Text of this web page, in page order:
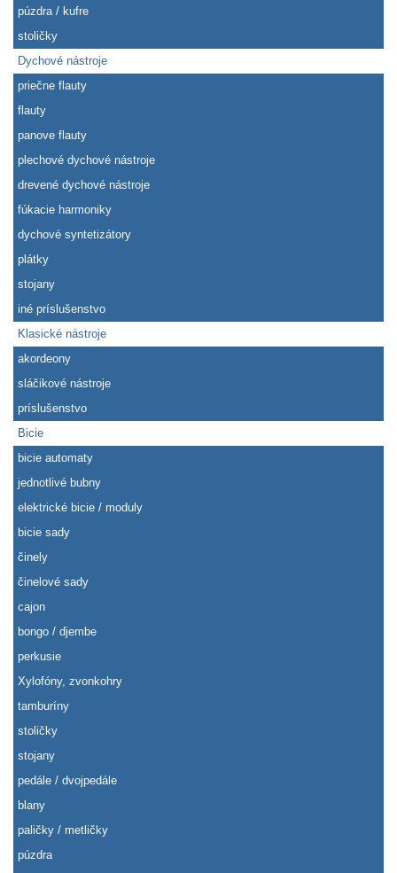
púzdra / kufre
stoličky
Dychové nástroje
priečne flauty
flauty
panove flauty
plechové dychové nástroje
drevené dychové nástroje
fúkacie harmoniky
dychové syntetizátory
plátky
stojany
iné príslušenstvo
Klasické nástroje
akordeony
sláčikové nástroje
príslušenstvo
Bicie
bicie automaty
jednotlivé bubny
elektrické bicie / moduly
bicie sady
činely
činelové sady
cajon
bongo / djembe
perkusie
Xylofóny, zvonkohry
tamburíny
stoličky
stojany
pedále / dvojpedále
blany
paličky / metličky
púzdra